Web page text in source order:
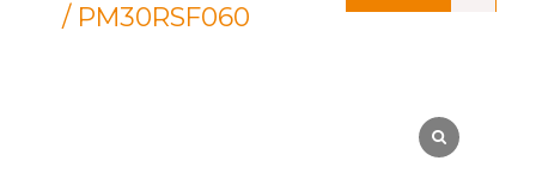
/ PM30RSF060